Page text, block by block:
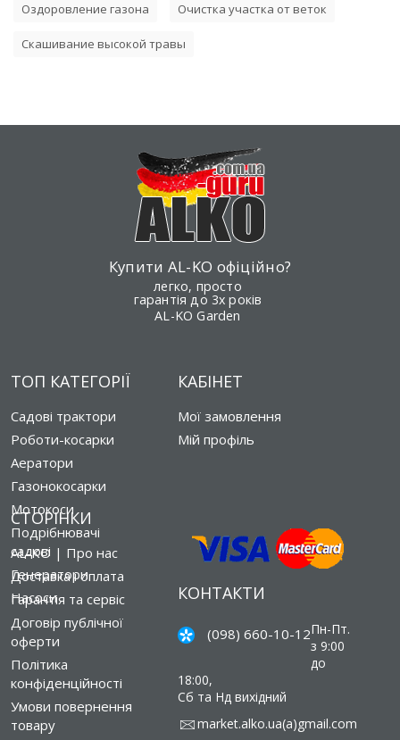
Оздоровление газона Очистка участка от веток
Скашивание высокой травы
Купити AL-KO офіційно?
легко, просто
гарантія до 3х років
AL-KO Garden
ТОП КАТЕГОРІЇ
Садові трактори
Роботи-косарки
Аератори
Газонокосарки
Мотокоси
Подрібнювачі
садові
Генератори
Насоси
СТОРІНКИ
AL-KO | Про нас
Доставка і оплата
Гарантія та сервіс
Договір публічної
оферти
Політика
конфіденційності
Умови повернення
товару
КАБІНЕТ
Мої замовлення
Мій профіль
КОНТАКТИ
(098) 660-10-12Пн-Пт.
з 9:00
до
18:00,
Сб та Нд вихідний
market.alko.ua(a)gmail.com